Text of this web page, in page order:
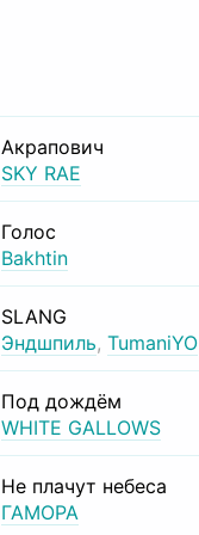
Акрапович
SKY RAE
Голос
Bakhtin
SLANG
Эндшпиль, TumaniYO
Под дождём
WHITE GALLOWS
Не плачут небеса
ГАМОРА